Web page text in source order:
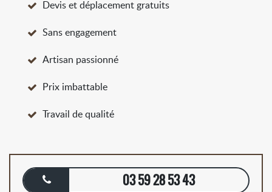
Devis et déplacement gratuits
Sans engagement
Artisan passionné
Prix imbattable
Travail de qualité
03 59 28 53 43